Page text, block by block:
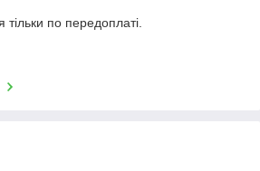
тільки по передоплаті.